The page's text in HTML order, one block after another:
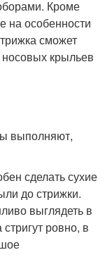
Кроме
на особенности
сможет
носовых крыльев
выполняют,
сделать сухие
до стрижки.
выглядеть в
ровно, в